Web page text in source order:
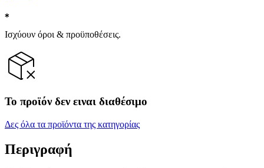
Ισχύουν όροι & προϋποθέσεις.
Το προϊόν δεν ειναι διαθέσιμο
Δες όλα τα προϊόντα της κατηγορίας
Περιγραφή